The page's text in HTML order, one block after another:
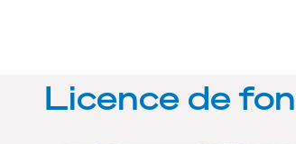
Licence de